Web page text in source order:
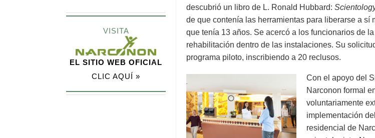
descubrió un libro de L. Ronald Hubbard:
de que contenía las herramientas para liberarse a
que tenía 13 años. Se acercó a los funcionarios de
rehabilitación dentro de las instalaciones. Su
programa piloto, inscribiendo a 20 reclusos.
Con el apoyo del
Narconon formal
voluntariamente
implementación
residencial de
VISITA
EL SITIO WEB OFICIAL
CLIC AQUÍ »